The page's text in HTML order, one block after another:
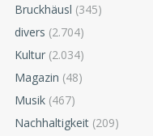
Bruckhäusl (345)
divers (2.704)
Kultur (2.034)
Magazin (48)
Musik (467)
Nachhaltigkeit (209)